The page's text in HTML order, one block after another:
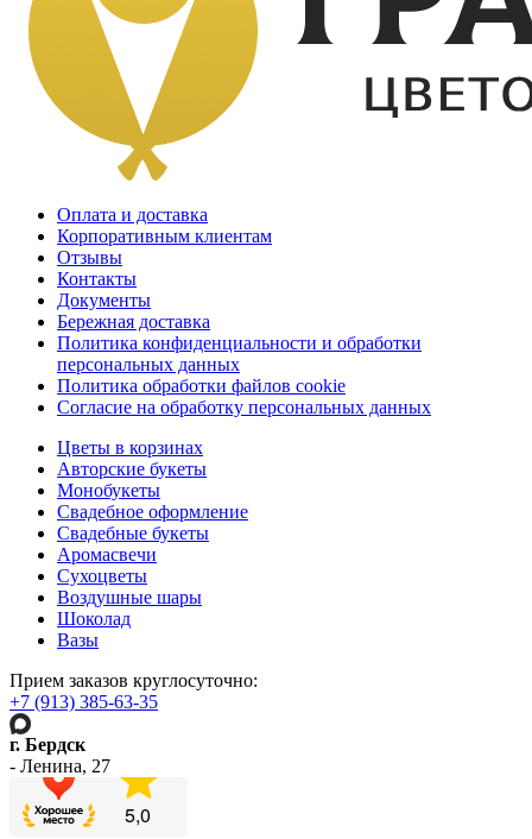
Оплата и доставка
Корпоративным клиентам
Отзывы
Контакты
Документы
Бережная доставка
Политика конфиденциальности и обработки
персональных данных
Политика обработки файлов cookie
Согласие на обработку персональных данных
Цветы в корзинах
Авторские букеты
Монобукеты
Свадебное оформление
Свадебные букеты
Аромасвечи
Сухоцветы
Воздушные шары
Шоколад
Вазы
Прием заказов круглосуточно:
+7 (913) 385-63-35
г. Бердск
- Ленина, 27